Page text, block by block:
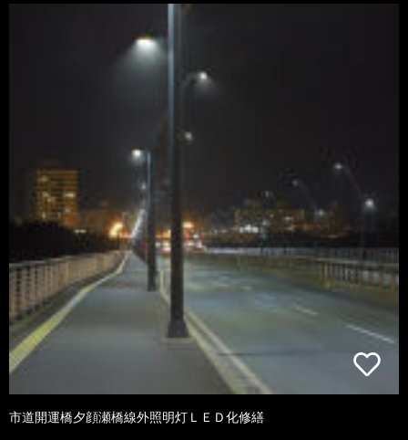
市道開運橋夕顔瀬橋線外照明灯ＬＥＤ化修繕